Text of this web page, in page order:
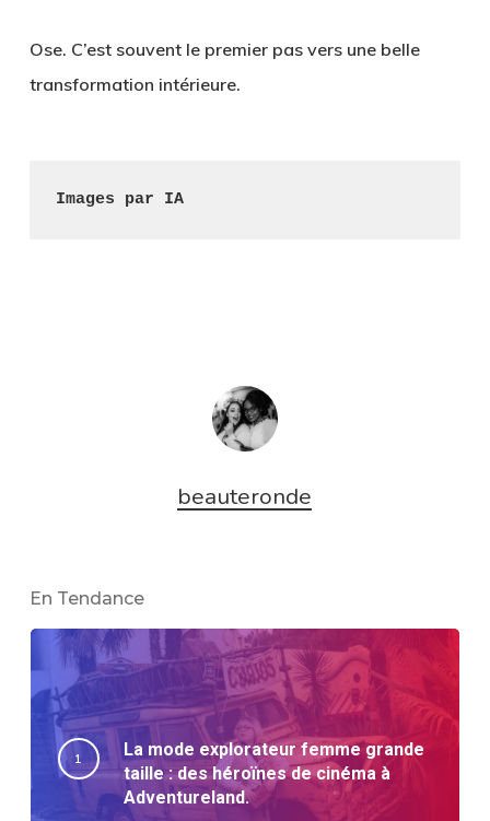
Ose. C’est souvent le premier pas vers une belle
transformation intérieure.
Images par IA
beauteronde
En Tendance
La mode explorateur femme grande
taille : des héroïnes de cinéma à
Adventureland.